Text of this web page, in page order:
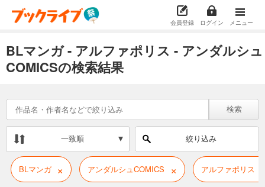
会員登録 ログイン メニュー
BLマンガ - アルファポリス - アンダルシュ
COMICSの検索結果
検索
一致順 絞り込み
BLマンガ × アンダルシュCOMICS × アルファポリス